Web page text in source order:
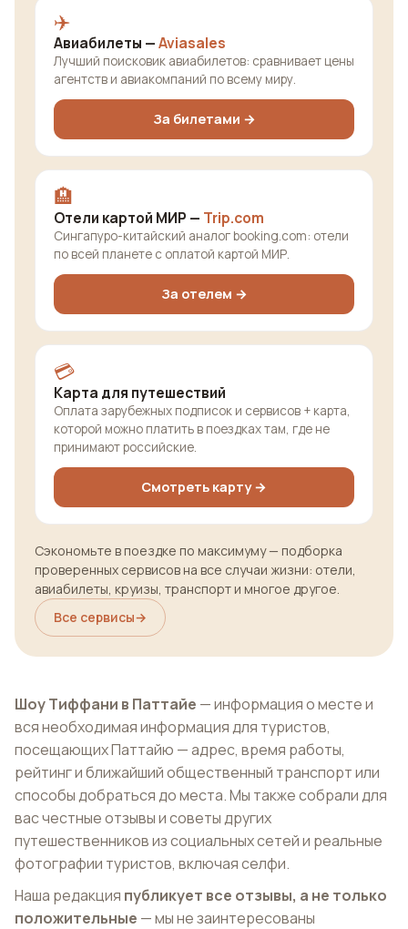
✈️
Авиабилеты —Aviasales
Лучший поисковик авиабилетов: сравнивает цены
агентств и авиакомпаний по всему миру.
За билетами →
🏨
Отели картой МИР — Trip.com
Сингапуро-китайский аналог booking.com: отели
по всей планете с оплатой картой МИР.
За отелем →
💳
Карта для путешествий
Оплата зарубежных подписок и сервисов + карта,
которой можно платить в поездках там, где не
принимают российские.
Смотреть карту →
Сэкономьте в поездке по максимуму — подборка
проверенных сервисов на все случаи жизни: отели,
авиабилеты, круизы, транспорт и многое другое.
Все сервисы→
Шоу Тиффани в Паттайе — информация о месте и
вся необходимая информация для туристов,
посещающих Паттайю — адрес, время работы,
рейтинг и ближайший общественный транспорт или
способы добраться до места. Мы также собрали для
вас честные отзывы и советы других
путешественников из социальных сетей и реальные
фотографии туристов, включая селфи.
Наша редакция публикует все отзывы, а не только
положительные — мы не заинтересованы